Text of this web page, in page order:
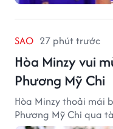
SAO 27 phút trước
Hòa Minzy vui
Phương Mỹ Chi
Hòa Minzy thoải mái
Phương Mỹ Chi qua